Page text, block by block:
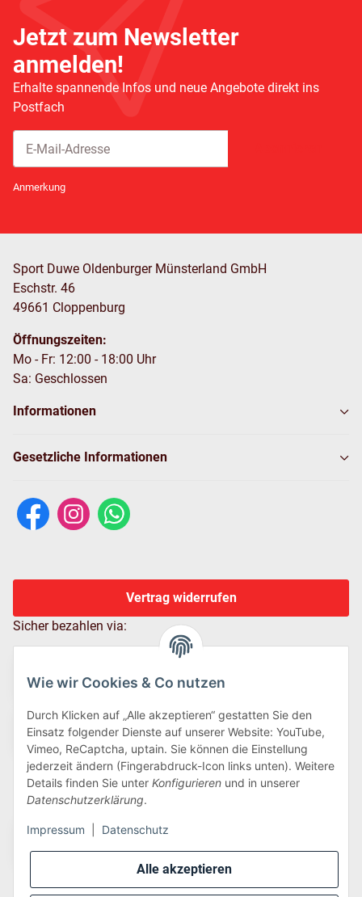
Alle akzeptieren
Wie wir Cookies & Co nutzen
Durch Klicken auf „Alle akzeptieren“ gestatten Sie den
Einsatz folgender Dienste auf unserer Website: YouTube,
Vimeo, ReCaptcha, uptain. Sie können die Einstellung
jederzeit ändern (Fingerabdruck-Icon links unten). Weitere
Details finden Sie unter Konfigurieren und in unserer
Datenschutzerklärung.
Impressum Datenschutz
Jetzt zum Newsletter
anmelden!
Erhalte spannende Infos und neue Angebote direkt ins
Postfach
Anmerkung
Sport Duwe Oldenburger Münsterland GmbH
Eschstr. 46
49661 Cloppenburg
Öffnungszeiten:
Mo - Fr: 12:00 - 18:00 Uhr
Sa: Geschlossen
Informationen
Gesetzliche Informationen
Vertrag widerrufen
Sicher bezahlen via:
Wir versenden via: